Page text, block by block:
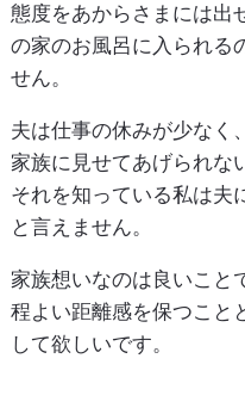
態度をあからさまには出
の家のお風呂に入られる
せん。
夫は仕事の休みが少なく
家族に見せてあげられな
それを知っている私は夫
と言えません。
家族想いなのは良いこと
程よい距離感を保つこと
して欲しいです。